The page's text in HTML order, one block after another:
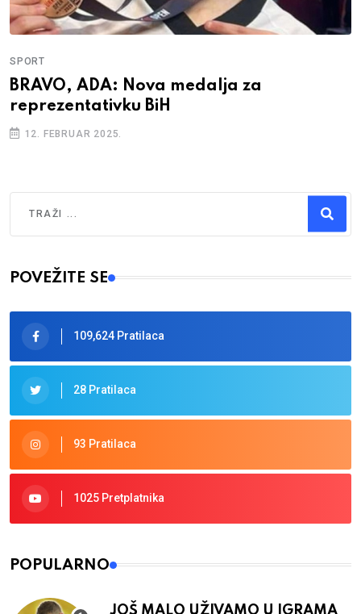
SPORT
BRAVO, ADA: Nova medalja za
reprezentativku BiH
12. FEBRUAR 2025.
Type 2 or more characters for results.
POVEŽITE SE
109,624 Pratilaca
28 Pratilaca
93 Pratilaca
1025 Pretplatnika
POPULARNO
JOŠ MALO UŽIVAMO U IGRAMA